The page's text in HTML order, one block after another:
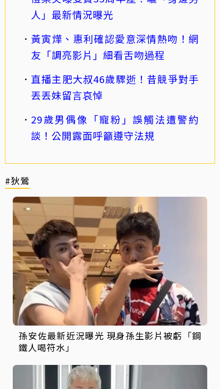
人」最新情況曝光
黃寅燁、惠利確認愛意深情熱吻！網
友「調亮影片」細看舌吻過程
直播主肥大叔46歲驟逝！昔競爭對手
丟丟妹留言哀悼
29歲男偶像「寵粉」誤觸法遭警約
談！公開露面呼籲遵守法規
#狄鶯
孫安佐最新近況曝光 現身孫生影片被虧「鋼
鐵人喝符水」